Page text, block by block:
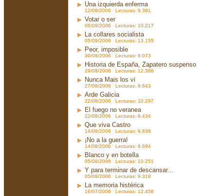
Una izquierda enferma
12/09/2006 Lecturas: 9.391
Votar o ser
06/09/2006 Lecturas: 10.217
La collares socialista
05/09/2006 Lecturas: 13.155
Peor, imposible
30/08/2006 Lecturas: 9.073
Historia de España, Zapatero suspenso
29/08/2006 Lecturas: 12.386
Nunca Mais los vi
27/08/2006 Lecturas: 9.643
Arde Galicia
22/08/2006 Lecturas: 10.297
El fuego no veranea
22/08/2006 Lecturas: 9.434
Que viva Castro
14/08/2006 Lecturas: 9.838
¡No a la guerra!
14/08/2006 Lecturas: 9.694
Blanco y en botella
05/08/2006 Lecturas: 10.251
Y para terminar de descansar...
05/08/2006 Lecturas: 9.318
La memoria histérica
16/07/2006 Lecturas: 12.458